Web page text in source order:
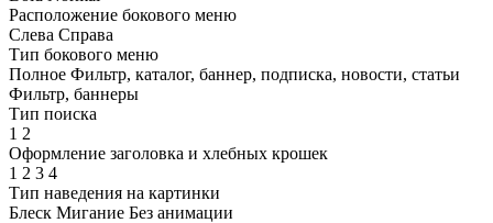
Расположение бокового меню
Слева Справа
Тип бокового меню
Полное Фильтр, каталог, баннер, подписка, новости, статьи
Фильтр, баннеры
Тип поиска
1 2
Оформление заголовка и хлебных крошек
1 2 3 4
Тип наведения на картинки
Блеск Мигание Без анимации